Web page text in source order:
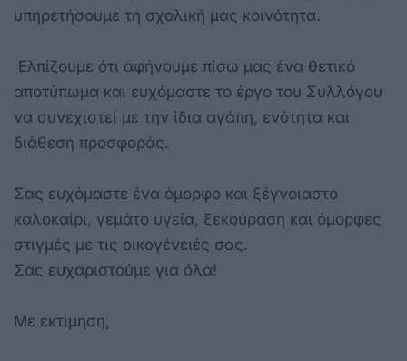
υπηρετήσουμε τη σχολική μας κοινότητα.
Ελπίζουμε ότι αφήνουμε πίσω μας ένα θετικό
αποτύπωμα και ευχόμαστε το έργο του Συλλόγου
να συνεχιστεί με την ίδια αγάπη, ενότητα και
διάθεση προσφοράς.
Σας ευχόμαστε ένα όμορφο και ξέγνοιαστο
καλοκαίρι, γεμάτο υγεία, ξεκούραση και όμορφες
στιγμές με τις οικογένειές σας.
Σας ευχαριστούμε για όλα!
Με εκτίμηση,